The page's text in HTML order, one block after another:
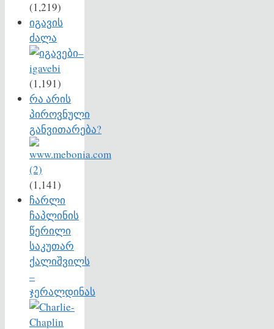
(1,219)
იგავის
ძალა
(1,191)
რა არის
პიროვნული
განვითარება?
(1,141)
ჩარლი
ჩაპლინის
წერილი
საკუთარ
ქალიშვილს
–
ჯერალდინას